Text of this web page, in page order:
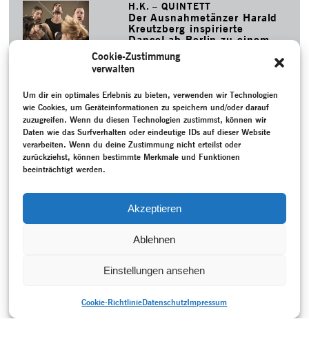
Cookie-Zustimmung
verwalten
Um dir ein optimales Erlebnis zu bieten, verwenden wir Technologien
wie Cookies, um Geräteinformationen zu speichern und/oder darauf
zuzugreifen. Wenn du diesen Technologien zustimmst, können wir
Daten wie das Surfverhalten oder eindeutige IDs auf dieser Website
verarbeiten. Wenn du deine Zustimmung nicht erteilst oder
zurückziehst, können bestimmte Merkmale und Funktionen
beeinträchtigt werden.
Akzeptieren
Ablehnen
Einstellungen ansehen
Cookie-RichtlinieDatenschutzImpressum
H.K. – QUINTETT
Der Ausnahmetänzer Harald
Kreutzberg inspirierte
DanceLab Berlin zu einem
zeitgenössischen Tanzstück
und zu einer
Auseinandersetzung mit der
Tanztradition.
MEHR
SCHLAGWORTE
Aufzeichnung –celui sans nom–Emigration–
Epochenübergreifend
Gross, Michael